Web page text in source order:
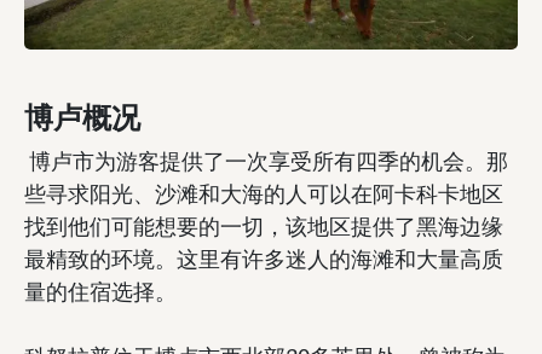
博卢概况
博卢市为游客提供了一次享受所有四季的机会。那
些寻求阳光、沙滩和大海的人可以在阿卡科卡地区
找到他们可能想要的一切，该地区提供了黑海边缘
最精致的环境。这里有许多迷人的海滩和大量高质
量的住宿选择。